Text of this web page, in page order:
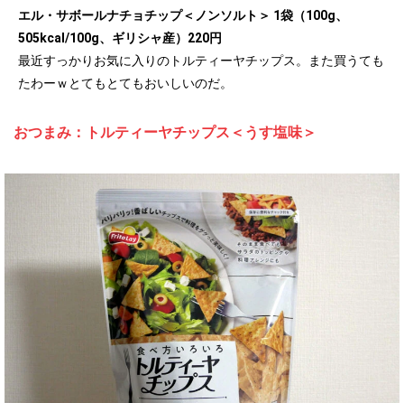
エル・サボールナチョチップ＜ノンソルト＞ 1袋（100g、
505kcal/100g、ギリシャ産）220円
最近すっかりお気に入りのトルティーヤチップス。また買うても
たわーｗとてもとてもおいしいのだ。
おつまみ：トルティーヤチップス＜うす塩味＞